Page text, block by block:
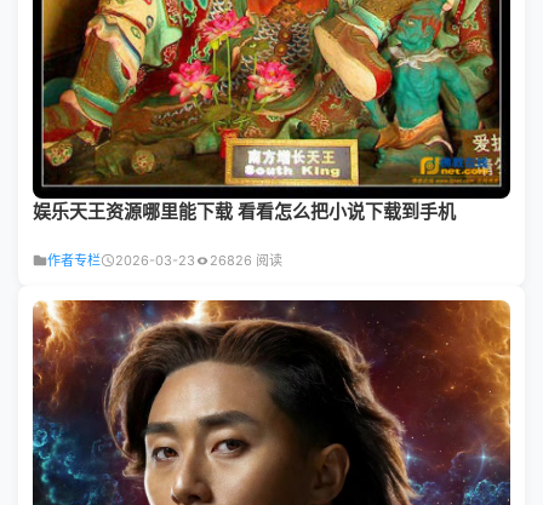
娱乐天王资源哪里能下载 看看怎么把小说下载到手机
作者专栏 2026-03-23 26826 阅读